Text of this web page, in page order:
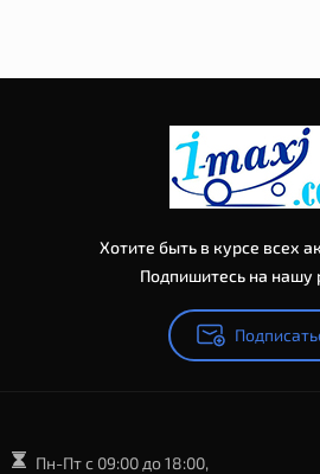
Хотите быть в курсе всех
Подпишитесь на нашу
Пн-Пт с 09:00 до 18:00,